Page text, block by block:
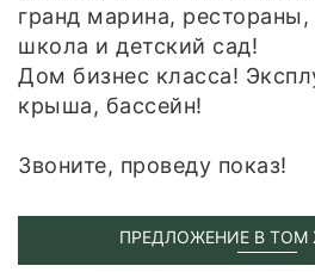
гранд марина,
школа и детский сад!
Дом бизнес класса!
крыша, бассейн!
Звоните, проведу показ!
ПРЕДЛОЖЕНИЕ В ТОМ